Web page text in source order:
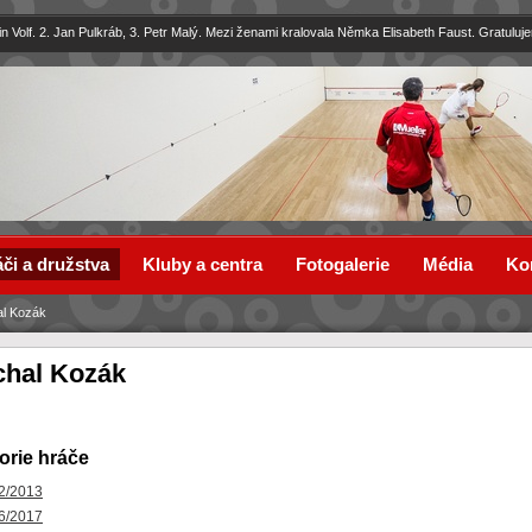
Volf. 2. Jan Pulkráb, 3. Petr Malý. Mezi ženami kralovala Němka Elisabeth Faust.
Kozák
hráče
2013
2017
Kozák
a družstva Kluby a centra Fotogalerie Média